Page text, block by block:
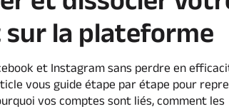
la plateforme
et Instagram sans perdre en
vous guide étape par étape pour
vos comptes sont liés, comment les